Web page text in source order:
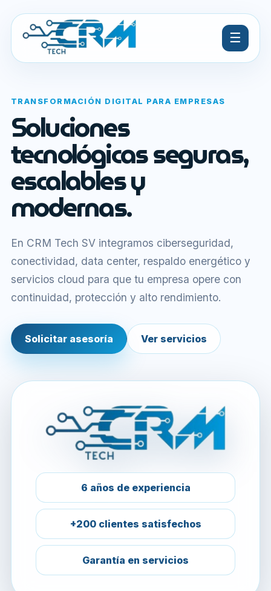
☰
TRANSFORMACIÓN DIGITAL PARA EMPRESAS
Soluciones
tecnológicas seguras,
escalables y
modernas.
En CRM Tech SV integramos ciberseguridad,
conectividad, data center, respaldo energético y
servicios cloud para que tu empresa opere con
continuidad, protección y alto rendimiento.
Solicitar asesoría Ver servicios
6 años de experiencia
+200 clientes satisfechos
Garantía en servicios